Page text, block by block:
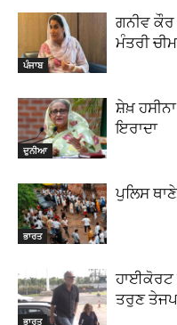
ਪੰਜਾਬ
ਗਨੀਵ ਕੌਰ
ਮੰਤਰੀ
ਦੁਨੀਆ
ਸ਼ੇਖ਼
ਇਰਾਦਾ
ਭਾਰਤ
ਪੁਲਿਸ
ਭਾਰਤ
ਹਾਈਕੋਰਟ
ਤਰੁਣ